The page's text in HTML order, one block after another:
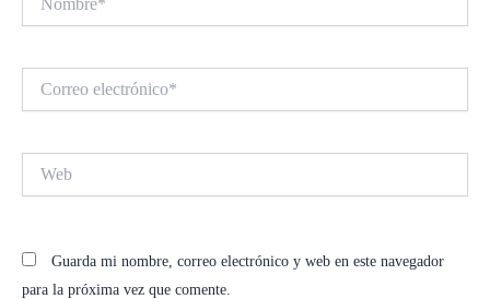
electrónico*
Guarda mi nombre, correo electrónico y web en este navegador
para la próxima vez que comente.